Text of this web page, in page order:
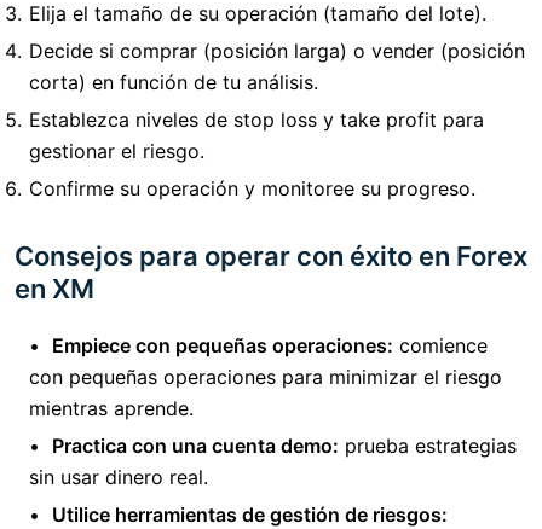
Elija el tamaño de su operación (tamaño del lote).
Decide si comprar (posición larga) o vender (posición
corta) en función de tu análisis.
Establezca niveles de stop loss y take profit para
gestionar el riesgo.
Confirme su operación y monitoree su progreso.
Consejos para operar con éxito en Forex
en XM
Empiece con pequeñas operaciones: comience
con pequeñas operaciones para minimizar el riesgo
mientras aprende.
Practica con una cuenta demo: prueba estrategias
sin usar dinero real.
Utilice herramientas de gestión de riesgos: